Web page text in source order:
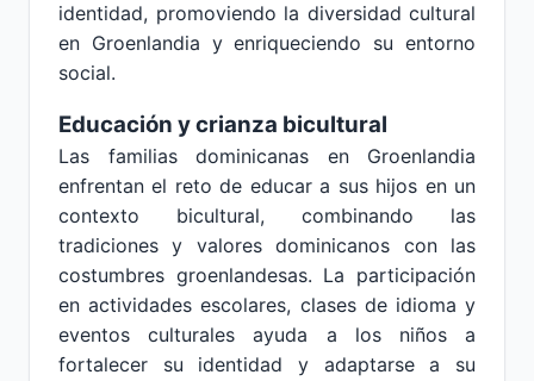
identidad, promoviendo la diversidad cultural
en Groenlandia y enriqueciendo su entorno
social.
Educación y crianza bicultural
Las familias dominicanas en Groenlandia
enfrentan el reto de educar a sus hijos en un
contexto bicultural, combinando las
tradiciones y valores dominicanos con las
costumbres groenlandesas. La participación
en actividades escolares, clases de idioma y
eventos culturales ayuda a los niños a
fortalecer su identidad y adaptarse a su